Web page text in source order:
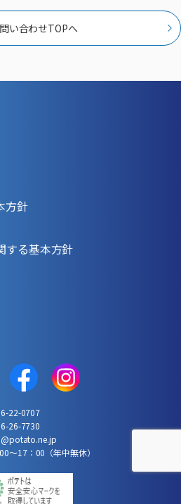
い合わせTOPへ
方針
する基本方針
22-0707
26-7730
～17：00（年中無休）